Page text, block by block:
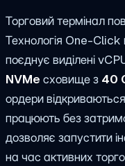
Торговий термінал
Технологія One-Click
поєднує виділені
NVMe сховище з 40
ордери
працюють без
дозволяє запустити
на час активних